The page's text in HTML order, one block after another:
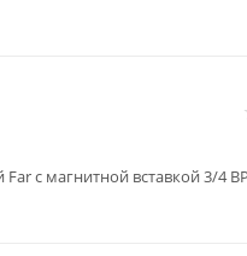
с магнитной вставкой 3/4